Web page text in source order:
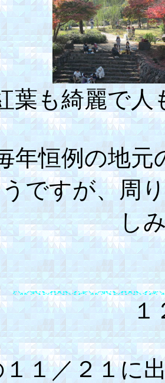
葉も綺麗で人
年恒例の地元
ですが、周
し
１
１／２１に